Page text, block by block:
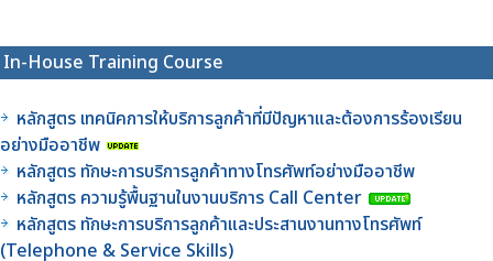
In-House Training Course
หลักสูตร เทคนิคการให้บริการลูกค้าที่มีปัญหาและต้องการร้องเรียน
อย่างมืออาชีพ
หลักสูตร ทักษะการบริการลูกค้าทางโทรศัพท์อย่างมืออาชีพ
หลักสูตร ความรู้พื้นฐานในงานบริการ Call Center
หลักสูตร ทักษะการบริการลูกค้าและประสานงานทางโทรศัพท์
(Telephone & Service Skills)